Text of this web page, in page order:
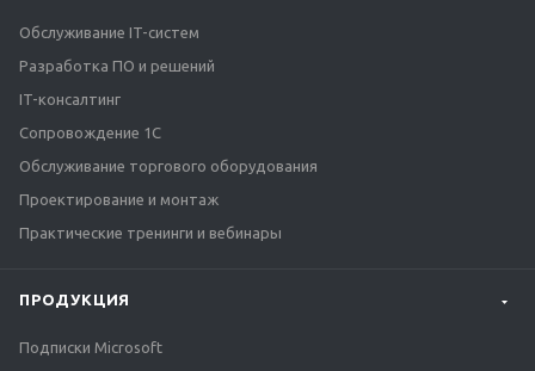
Обслуживание IT-систем
Разработка ПО и решений
IT-консалтинг
Сопровождение 1С
Обслуживание торгового оборудования
Проектирование и монтаж
Практические тренинги и вебинары
ПРОДУКЦИЯ
Подписки Microsoft